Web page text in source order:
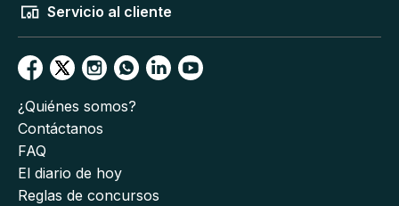
Servicio al cliente
¿Quiénes somos?
Contáctanos
FAQ
El diario de hoy
Reglas de concursos